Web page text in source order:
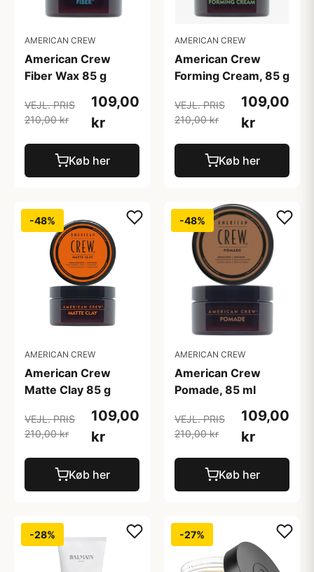
AMERICAN CREW
American Crew
Fiber Wax 85 g
VEJL. PRIS
210,00 kr
109,00
kr
Køb her
AMERICAN CREW
American Crew
Forming Cream, 85 g
VEJL. PRIS
210,00 kr
109,00
kr
Køb her
-48%
AMERICAN CREW
American Crew
Matte Clay 85 g
VEJL. PRIS
210,00 kr
109,00
kr
Køb her
-48%
AMERICAN CREW
American Crew
Pomade, 85 ml
VEJL. PRIS
210,00 kr
109,00
kr
Køb her
-28% -27%